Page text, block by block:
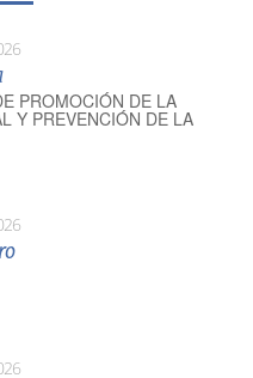
PROMOCIÓN DE LA
Y PREVENCIÓN DE LA